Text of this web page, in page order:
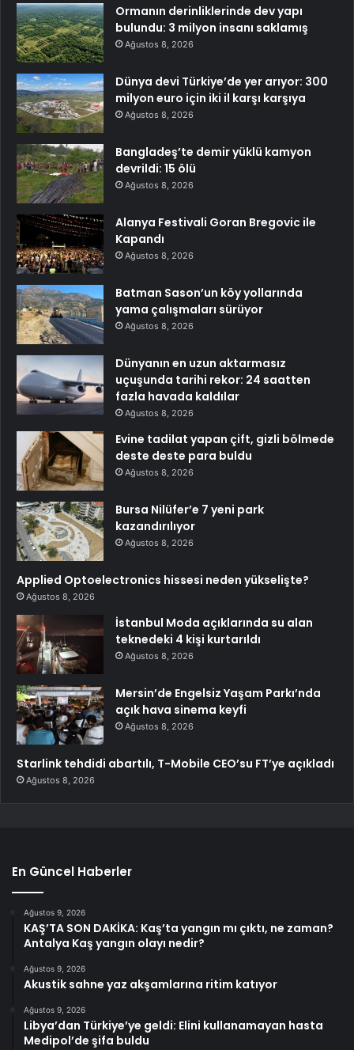
Ormanın derinliklerinde dev yapı
bulundu: 3 milyon insanı saklamış
Ağustos 8, 2026
Dünya devi Türkiye’de yer arıyor: 300
milyon euro için iki il karşı karşıya
Ağustos 8, 2026
Bangladeş’te demir yüklü kamyon
devrildi: 15 ölü
Ağustos 8, 2026
Alanya Festivali Goran Bregovic ile
Kapandı
Ağustos 8, 2026
Batman Sason’un köy yollarında
yama çalışmaları sürüyor
Ağustos 8, 2026
Dünyanın en uzun aktarmasız
uçuşunda tarihi rekor: 24 saatten
fazla havada kaldılar
Ağustos 8, 2026
Evine tadilat yapan çift, gizli bölmede
deste deste para buldu
Ağustos 8, 2026
Bursa Nilüfer’e 7 yeni park
kazandırılıyor
Ağustos 8, 2026
Applied Optoelectronics hissesi neden yükselişte?
Ağustos 8, 2026
İstanbul Moda açıklarında su alan
teknedeki 4 kişi kurtarıldı
Ağustos 8, 2026
Mersin’de Engelsiz Yaşam Parkı’nda
açık hava sinema keyfi
Ağustos 8, 2026
Starlink tehdidi abartılı, T-Mobile CEO’su FT’ye açıkladı
Ağustos 8, 2026
En Güncel Haberler
Ağustos 9, 2026
KAŞ’TA SON DAKİKA: Kaş’ta yangın mı çıktı, ne zaman?
Antalya Kaş yangın olayı nedir?
Ağustos 9, 2026
Akustik sahne yaz akşamlarına ritim katıyor
Ağustos 9, 2026
Libya’dan Türkiye’ye geldi: Elini kullanamayan hasta
Medipol’de şifa buldu